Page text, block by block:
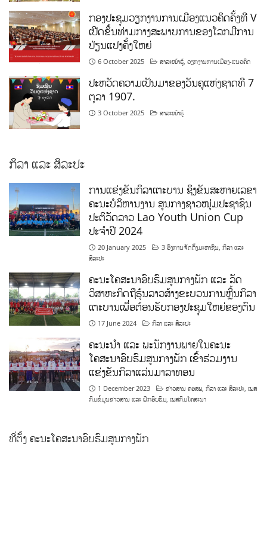
ກອງປະຊຸມວຽກງານການເມືອງແນວຄິດຄັ້ງທີ V
ເປີດຂຶ້ນທ່າມກາງສະພາບການຂອງໂລກມີການ
ປ່ຽນແປງຄັ້ງໃຫຍ່
6 October 2025 ສາລະໜ້າຮູ້ ,ວຽກງານການເມືອງ-ແນວຄິດ
ປະຫວັດຄວາມເປັນມາຂອງວັນຄູແຫ່ງຊາດທີ 7
ຕຸລາ 1907.
3 October 2025 ສາລະໜ້າຮູ້
ກິລາ ແລະ ສິລະປະ
ການແຂ່ງຂັນກິລາເຕະບານ ຊິງຂັນສະຫາຍເລຂາ
ຄະນະບໍລິຫານງານ ສູນກາງຊາວໜຸ່ມປະຊາຊົນ
ປະຕິວັດລາວ Lao Youth Union Cup
ປະຈຳປີ 2024
20 January 2025 3 ອົງການຈັດຕັ້ງມະຫາຊົນ ,ກິລາ ແລະ
ສິລະປະ
ຄະນະໂຄສະນາອົບຮົມສູນກາງພັກ ແລະ ລັດ
ວິສາຫະກິດຖືຮຸ້ນລາວສ້າງຂະບວນການຫຼີ້ນກິລາ
ເຕະບານເພື່ອຕ້ອນຮັບກອງປະຊຸມໃຫຍ່ຂອງຕົນ
17 June 2024 ກິລາ ແລະ ສິລະປະ
ຄະນະນຳ ແລະ ພະນັກງານພາຍໃນຄະນະ
ໂຄສະນາອົບຮົມສູນກາງພັກ ເຂົ້າຮ່ວມງານ
ແຂ່ງຂັນກິລາແລ່ນມາລາທອນ
1 December 2023 ຂ່າວສານ ຄອສພ ,ກິລາ ແລະ ສິລະປະ ,ເພສ
ກົມຂໍ້ມູນຂ່າວສານ ແລະ ຝຶກອົບຮົມ ,ເພສກົມໂຄສະນາ
ທີ່ຕັ້ງ ຄະນະໂຄສະນາອົບຮົມສູນກາງພັກ